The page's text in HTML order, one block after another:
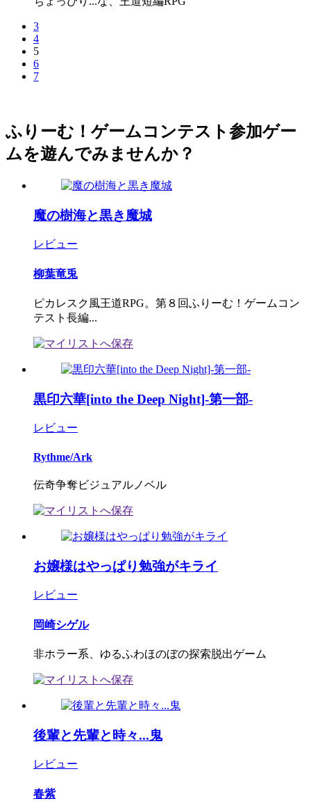
3
4
5
6
7
ふりーむ！ゲームコンテスト参加ゲー
ムを遊んでみませんか？
魔の樹海と黒き魔城
レビュー
柳葉竜兎
ピカレスク風王道RPG。第８回ふりーむ！ゲームコン
テスト長編...
黒印六華[into the Deep Night]-第一部-
レビュー
Rythme/Ark
伝奇争奪ビジュアルノベル
お嬢様はやっぱり勉強がキライ
レビュー
岡崎シゲル
非ホラー系、ゆるふわほのぼの探索脱出ゲーム
後輩と先輩と時々...鬼
レビュー
春紫